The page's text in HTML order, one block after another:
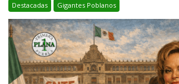
Destacadas Gigantes Poblanos